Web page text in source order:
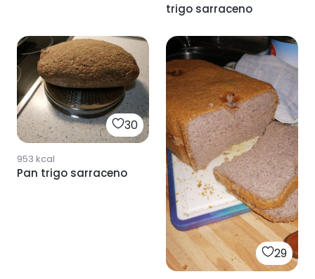
trigo sarraceno
30
953 kcal
Pan trigo sarraceno
29